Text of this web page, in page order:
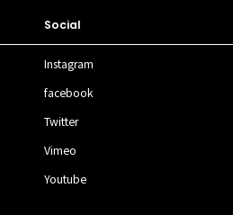
Social
Instagram
facebook
Twitter
Vimeo
Youtube